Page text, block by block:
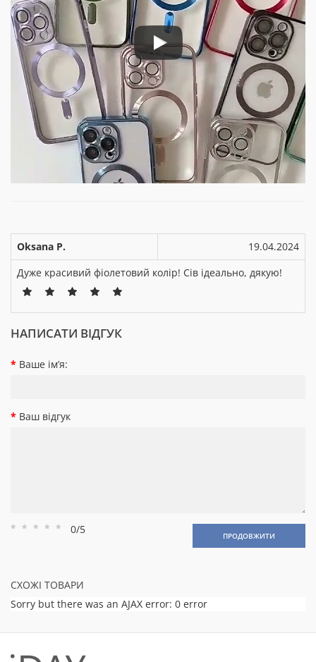
Oksana P.
19.04.2024
Дуже красивий фіолетовий колір! Сів ідеально, дякую!
НАПИСАТИ ВІДГУК
Ваше ім’я:
Ваш відгук
Рейтинг
Рейтинг
Рейтинг
Рейтинг
Рейтинг
0/5 ПРОДОВЖИТИ
СХОЖІ ТОВАРИ
Sorry but there was an AJAX error: 0 error